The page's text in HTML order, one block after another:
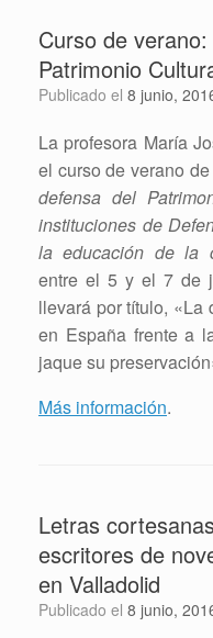
Curso de
Patrimonio
Publicado el 8 junio,
La profesora María
el curso de verano
defensa del
instituciones de
la educación de la
entre el 5 y el 7 de
llevará por título, «La
en España frente a
jaque su
Más información.
Letras
escritores de
en Valladolid
Publicado el 8 junio,